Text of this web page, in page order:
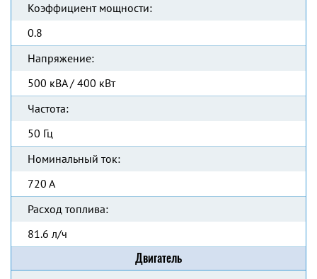
Коэффициент мощности:
0.8
Напряжение:
500 кВА / 400 кВт
Частота:
50 Гц
Номинальный ток:
720 А
Расход топлива:
81.6 л/ч
Двигатель